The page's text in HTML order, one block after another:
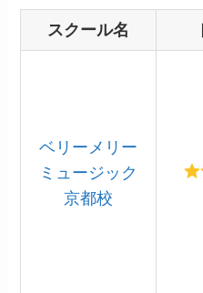
スクール名
ベリーメリー
ミュージック
京都校